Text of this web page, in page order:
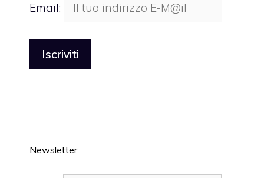
Email:
Newsletter